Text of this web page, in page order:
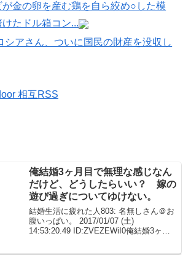
が金の卵を産む鶏を自ら絞め○した模
たドル箱コン...
シアさん、ついに国民の財産を没収し
相互RSS
俺結婚3ヶ月目で無理な感じなん
だけど、どうしたらいい？ 嫁の
遊び過ぎについてゆけない。
結婚生活に疲れた人803: 名無しさん＠お
腹いっぱい。 2017/01/07 (土)
14:53:20.49 ID:ZVEZEWiI0俺結婚3ヶ月